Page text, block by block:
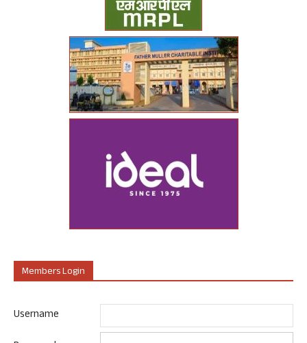
Members Login
Username